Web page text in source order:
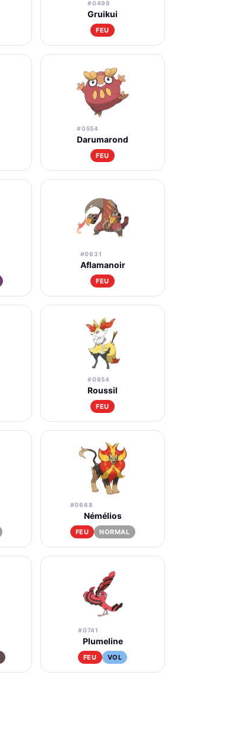
#0498
Gruikui
FEU
#0554
Darumarond
FEU
#0631
Aflamanoir
FEU
#0654
Roussil
FEU
#0668
Némélios
FEU NORMAL
#0741
Plumeline
FEU VOL